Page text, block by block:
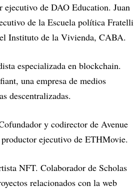
de DAO Education. Juan
de la Escuela política Fratelli
Instituto de la Vivienda, CABA.
especializada en blockchain.
una empresa de medios
descentralizadas.
y codirector de Avenue
ejecutivo de ETHMovie.
NFT. Colaborador de Scholas
relacionados con la web